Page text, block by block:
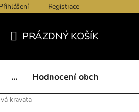
Kontakty Obchodní podmínky
Přihlášení Registrace
KOŠÍK
PRÁZDNÝ KOŠÍK
... Hodnocení obchodu
kravata